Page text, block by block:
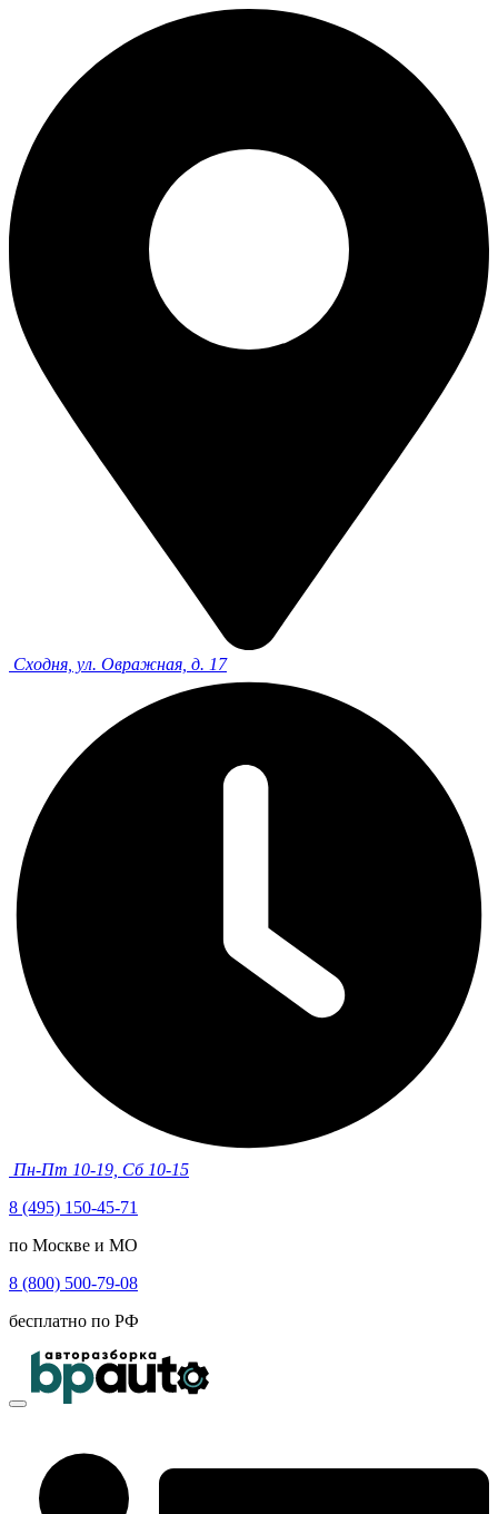
Сходня, ул. Овражная, д. 17
Пн-Пт 10-19, Сб 10-15
8 (495) 150-45-71
по Москве и МО
8 (800) 500-79-08
бесплатно по РФ